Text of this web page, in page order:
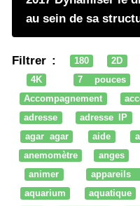
au sein de sa
Filtrer : 180 2D
4K
7 pouces
Accompagnement
adresse
adresse IP
agar agar
aide
anemomètre
anges
animer
appareils
aquarium
aquatique